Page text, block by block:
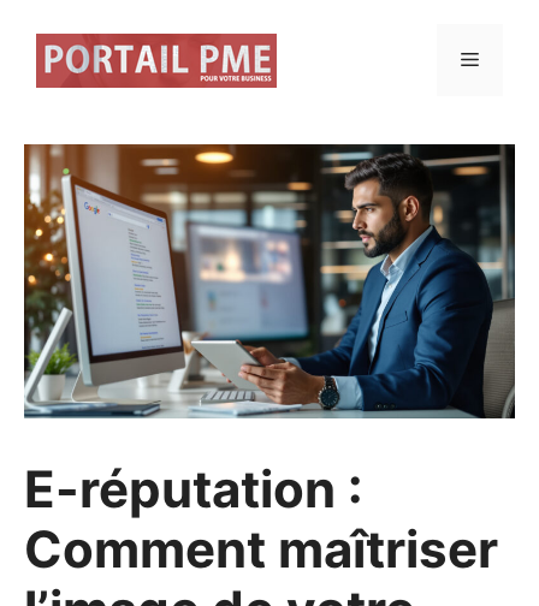
contenu
Menu
E-réputation :
Comment maîtriser